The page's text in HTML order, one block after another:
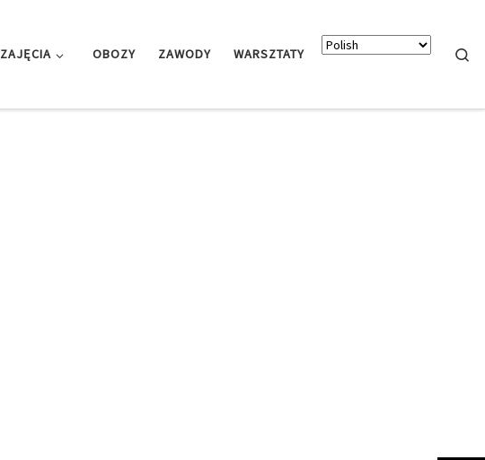
ZAJĘCIA OBOZY ZAWODY WARSZTATY